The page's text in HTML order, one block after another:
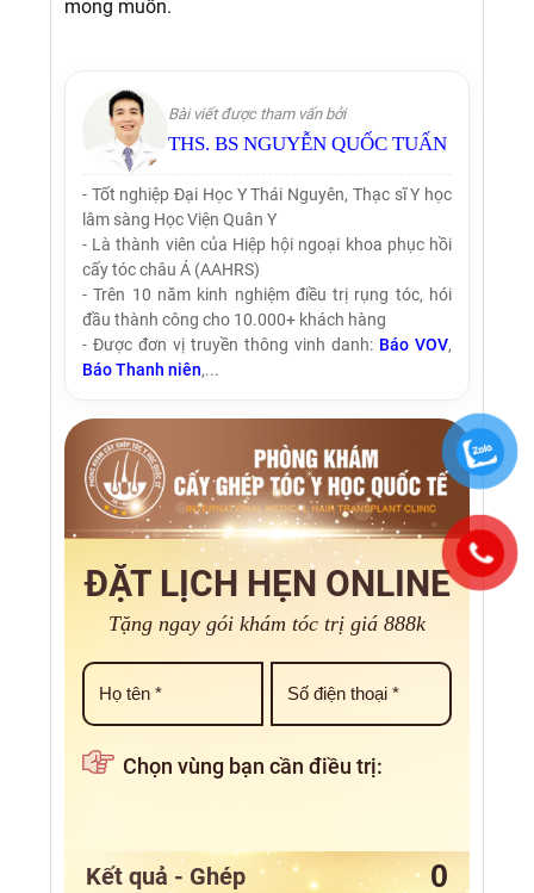
mong muốn.
Bài viết được tham vấn bởi
THS. BS NGUYỄN QUỐC TUẤN
- Tốt nghiệp Đại Học Y Thái Nguyên, Thạc sĩ Y học
lâm sàng Học Viện Quân Y
- Là thành viên của Hiệp hội ngoại khoa phục hồi
cấy tóc châu Á (AAHRS)
- Trên 10 năm kinh nghiệm điều trị rụng tóc, hói
đầu thành công cho 10.000+ khách hàng
- Được đơn vị truyền thông vinh danh: Báo VOV,
Báo Thanh niên,...
ĐẶT LỊCH HẸN ONLINE
Tặng ngay gói khám tóc trị giá 888k
Chọn vùng bạn cần điều trị:
Kết quả - Ghép